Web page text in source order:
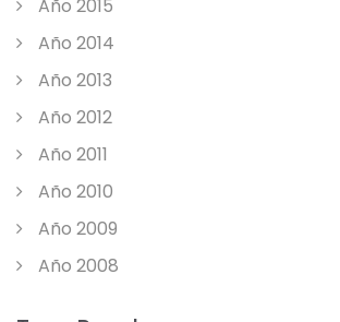
Año 2015
Año 2014
Año 2013
Año 2012
Año 2011
Año 2010
Año 2009
Año 2008